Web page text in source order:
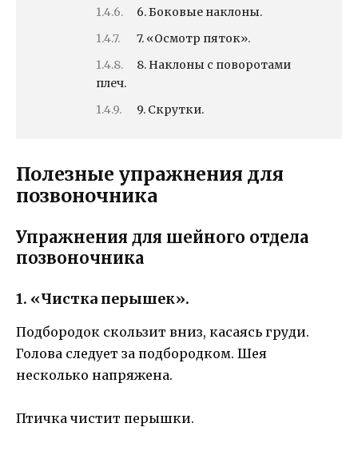
6. Боковые наклоны.
7. «Осмотр пяток».
8. Наклоны с поворотами
плеч.
9. Скрутки.
Полезные упражнения для
позвоночника
Упражнения для шейного отдела
позвоночника
1. «Чистка перышек».
Подбородок скользит вниз, касаясь груди.
Голова следует за подбородком. Шея
несколько напряжена.
Птичка чистит перышки.